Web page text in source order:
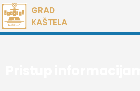
Preskoči
na
sadržaj
GRAD
KAŠTELA